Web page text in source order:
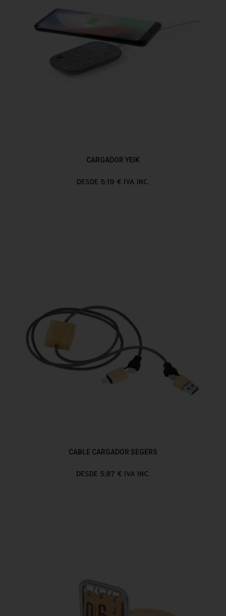
CARGADOR YEIK
DESDE 5,19 € IVA INC.
CABLE CARGADOR SEGERS
DESDE 5,87 € IVA INC.